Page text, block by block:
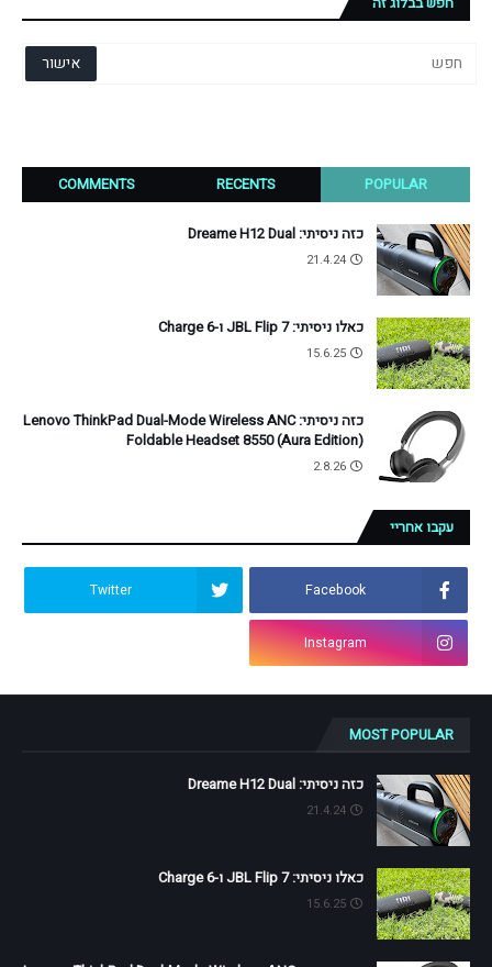
POPULAR
RECENTS
COMMENTS
כזה ניסיתי: Dreame H12 Dual
21.4.24
כאלו ניסיתי: JBL Flip 7 ו-Charge 6
15.6.25
כזה ניסיתי: Lenovo ThinkPad Dual-Mode Wireless ANC
Foldable Headset 8550 (Aura Edition)
2.8.26
עקבו אחריי
Facebook
Twitter
Instagram
MOST POPULAR
כזה ניסיתי: Dreame H12 Dual
21.4.24
כאלו ניסיתי: JBL Flip 7 ו-Charge 6
15.6.25